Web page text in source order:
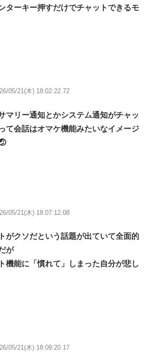
ターキー押すだけでチャットできるモ
05/21(木) 18:02:22.72
マリー通知とかシステム通知がチャッ
て会話はオマケ機能みたいなイメージ
05/21(木) 18:07:12.08
がクソだという話題が出ていて全面的
が
機能に「慣れて」しまった自分が悲し
05/21(木) 18:09:20.17